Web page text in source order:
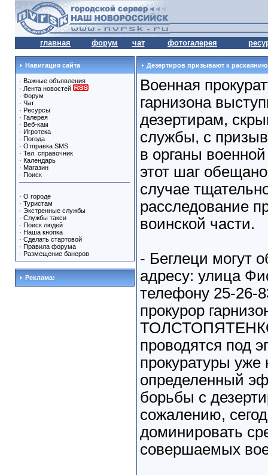
главная форум чат фотогалерея
Навигация сайта
· Важные объявления
· Лента новостей
· Форум
· Чат
· Ресурсы
· Галерея
· Веб-кам
· Игротека
· Погода
· Отправка SMS
· Тел. справочник
· Календарь
· Магазин
· Поиск
· О городе
· Туристам
· Экстренные службы
· Службы такси
· Поиск людей
· Наша кнопка
· Сделать стартовой
· Правила форума
· Размещение банеров
Реклама:
Дезертиров призывают к
Военная
гарнизона
дезертирам,
службы, с
в органы
этот шаг
случае
расследование
воинской части.
- Беглеци могут
адресу: улица
телефону 25-26-
прокурор
проводятся под
прокуратуры уже
определенный
борьбы с
сожалению,
доминировать
совершаемых